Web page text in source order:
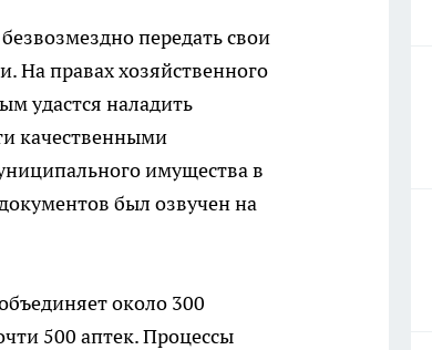
передать свои
На правах хозяйственного
удастся наладить
качественными
имущества в
был озвучен на
около 300
500 аптек. Процессы